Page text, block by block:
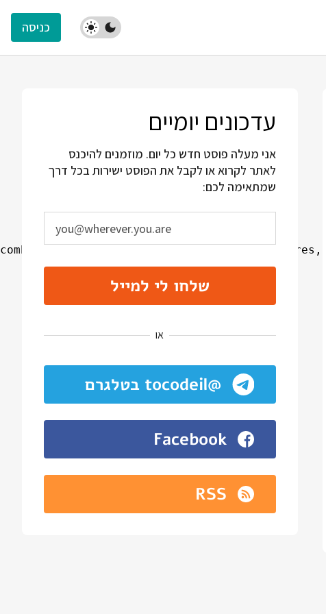
כניסה
with Count-Min Sketch data
עדכונים יומיים
אני מעלה פוסט חדש כל יום. מוזמנים להיכנס
לאתר לקרוא או לקבל את הפוסט ישירות בכל דרך
שמתאימה לכם:
שלחו לי למייל
או
@tocodeil בטלגרם
Facebook
RSS